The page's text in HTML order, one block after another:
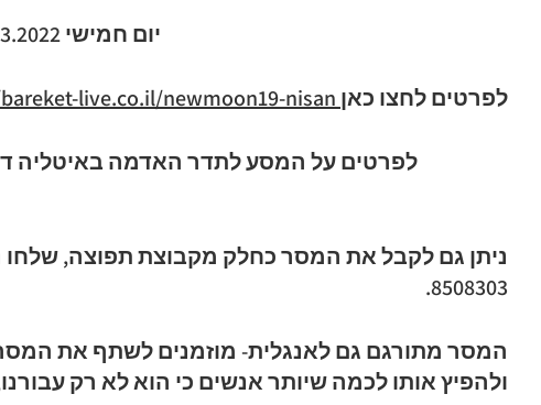
לפרטים לחצו כאן
לפרטים על המסע לתדר האדמה באיטליה
8508303.
המסר מתורגם גם לאנגלית- מוזמנים לשתף את
ולהפיץ אותו לכמה שיותר אנשים כי הוא לא רק